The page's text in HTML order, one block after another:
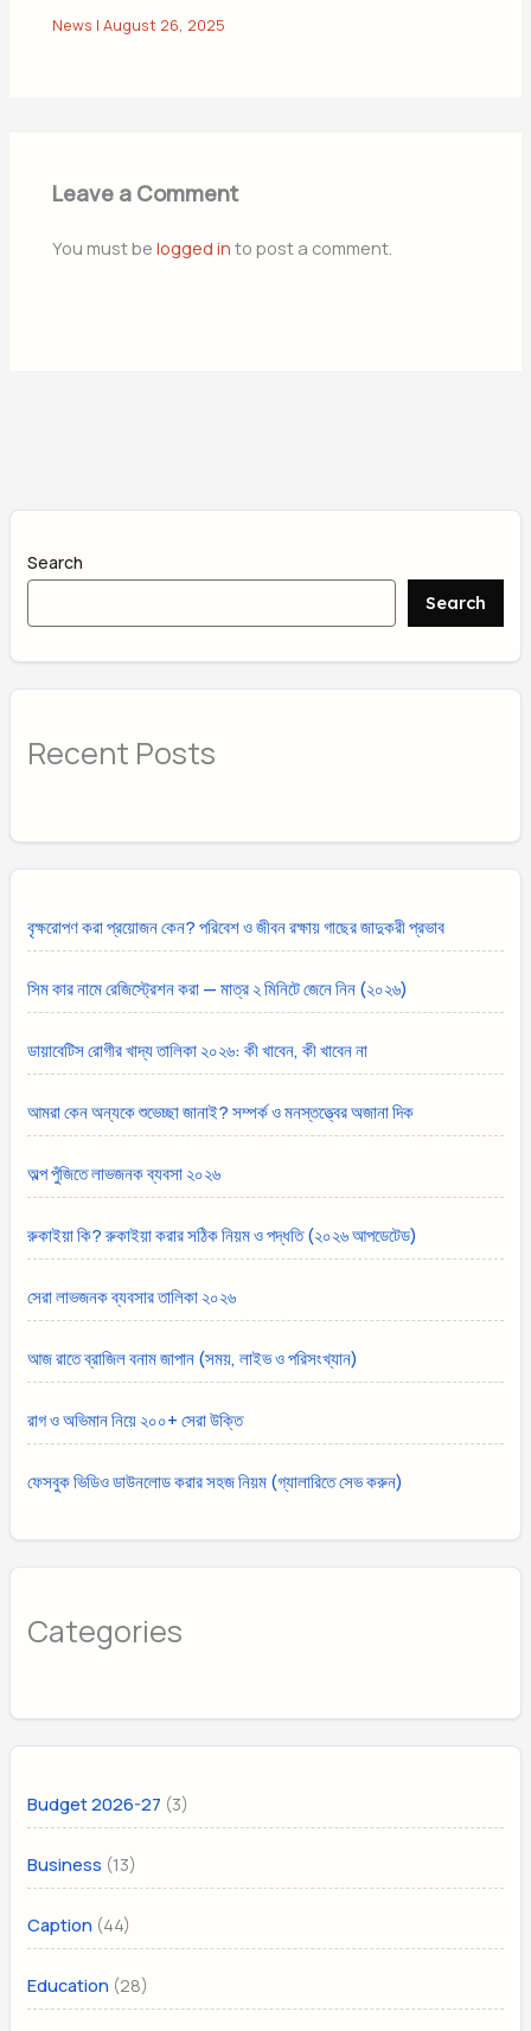
News |August 26, 2025
Leave a Comment
You must belogged in to post a comment.
Search
Search
Recent Posts
বৃক্ষরোপণ করা প্রয়োজন কেন? পরিবেশ ও জীবন রক্ষায় গাছের জাদুকরী প্রভাব
সিম কার নামে রেজিস্ট্রেশন করা — মাত্র ২ মিনিটে জেনে নিন (২০২৬)
ডায়াবেটিস রোগীর খাদ্য তালিকা ২০২৬: কী খাবেন, কী খাবেন না
আমরা কেন অন্যকে শুভেচ্ছা জানাই? সম্পর্ক ও মনস্তত্ত্বের অজানা দিক
অল্প পুঁজিতে লাভজনক ব্যবসা ২০২৬
রুকাইয়া কি? রুকাইয়া করার সঠিক নিয়ম ও পদ্ধতি (২০২৬ আপডেটেড)
সেরা লাভজনক ব্যবসার তালিকা ২০২৬
আজ রাতে ব্রাজিল বনাম জাপান (সময়, লাইভ ও পরিসংখ্যান)
রাগ ও অভিমান নিয়ে ২০০+ সেরা উক্তি
ফেসবুক ভিডিও ডাউনলোড করার সহজ নিয়ম (গ্যালারিতে সেভ করুন)
Categories
Budget 2026-27 (3)
Business (13)
Caption (44)
Education (28)